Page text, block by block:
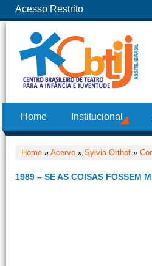
Acesso Restrito
Home Institucional
Home » Acervo » Sylvia Orthof »
1989 – SE AS COISAS FOSSEM